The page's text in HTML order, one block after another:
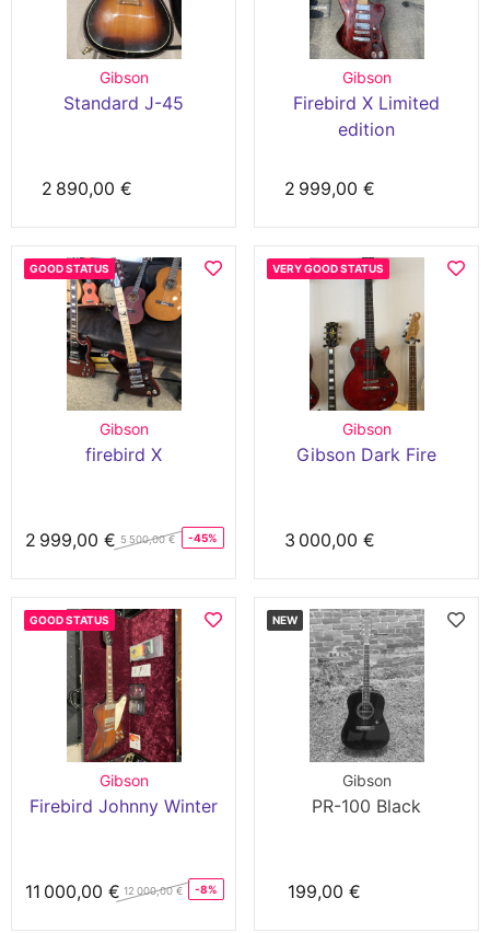
Gibson
Standard J-45
2 890,00 €
Gibson
Firebird X Limited
edition
2 999,00 €
GOOD STATUS
Gibson
firebird X
2 999,00 € 5 500,00 € -45%
VERY GOOD STATUS
Gibson
Gibson Dark Fire
3 000,00 €
GOOD STATUS
Gibson
Firebird Johnny Winter
11 000,00 € 12 000,00 € -8%
NEW
Gibson
PR-100 Black
199,00 €